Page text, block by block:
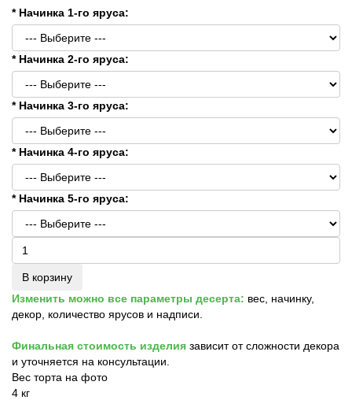
* Начинка 1-го яруса:
* Начинка 2-го яруса:
* Начинка 3-го яруса:
* Начинка 4-го яруса:
* Начинка 5-го яруса:
В корзину
Изменить можно все параметры десерта: вес, начинку,
декор, количество ярусов и надписи.
Финальная стоимость изделия зависит от сложности декора
и уточняется на консультации.
Вес торта на фото
4 кг